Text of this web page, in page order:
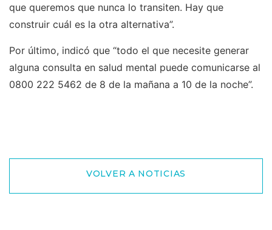
que queremos que nunca lo transiten. Hay que
construir cuál es la otra alternativa”.
Por último, indicó que “todo el que necesite generar
alguna consulta en salud mental puede comunicarse al
0800 222 5462 de 8 de la mañana a 10 de la noche”.
VOLVER A NOTICIAS